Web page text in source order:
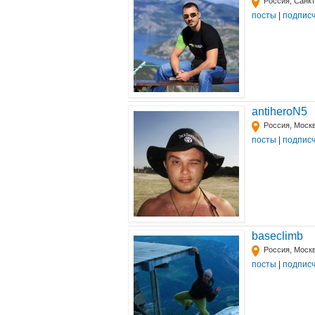
посты
antiheroN5
Россия,
посты
baseclimb
Россия,
посты